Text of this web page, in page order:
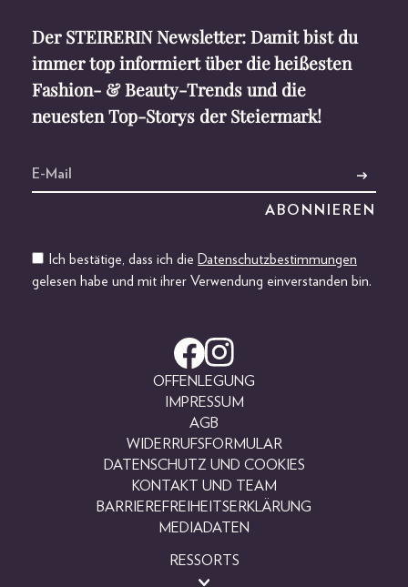
Der STEIRERIN Newsletter: Damit bist du
immer top informiert über die heißesten
Fashion- & Beauty-Trends und die
neuesten Top-Storys der Steiermark!
Ich bestätige, dass ich die Datenschutzbestimmungen
gelesen habe und mit ihrer Verwendung einverstanden bin.
OFFENLEGUNG
IMPRESSUM
AGB
WIDERRUFSFORMULAR
DATENSCHUTZ UND COOKIES
KONTAKT UND TEAM
BARRIEREFREIHEITSERKLÄRUNG
MEDIADATEN
RESSORTS